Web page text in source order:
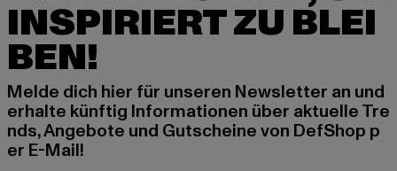
INSPIRIERT ZU BLEI
BEN!
Melde dich hier für unseren Newsletter an und
erhalte künftig Informationen über aktuelle Tre
nds, Angebote und Gutscheine von DefShop p
er E-Mail!